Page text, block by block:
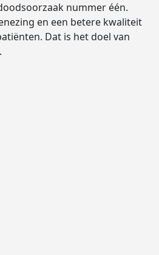
nummer één.
en een betere kwaliteit
Dat is het doel van